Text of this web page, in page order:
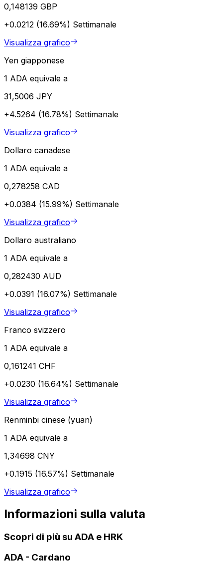
0,148139 GBP
+0.0212 (16.69%) Settimanale
Visualizza grafico
Yen giapponese
1 ADA equivale a
31,5006 JPY
+4.5264 (16.78%) Settimanale
Visualizza grafico
Dollaro canadese
1 ADA equivale a
0,278258 CAD
+0.0384 (15.99%) Settimanale
Visualizza grafico
Dollaro australiano
1 ADA equivale a
0,282430 AUD
+0.0391 (16.07%) Settimanale
Visualizza grafico
Franco svizzero
1 ADA equivale a
0,161241 CHF
+0.0230 (16.64%) Settimanale
Visualizza grafico
Renminbi cinese (yuan)
1 ADA equivale a
1,34698 CNY
+0.1915 (16.57%) Settimanale
Visualizza grafico
Informazioni sulla valuta
Scopri di più su ADA e HRK
ADA - Cardano